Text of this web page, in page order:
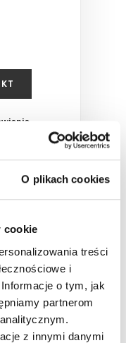
O plikach cookies
cookie
treści
i
o tym, jak
partnerom
z innymi danymi